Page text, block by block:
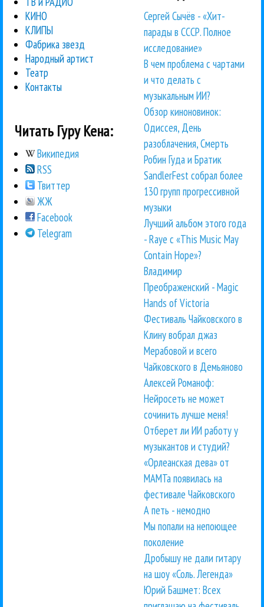
КИНО
КЛИПЫ
Фабрика звезд
Народный артист
Театр
Контакты
Читать Гуру Кена:
Википедия
RSS
Твиттер
ЖЖ
Facebook
Telegram
Сергей Сычёв - «Хит-
парады в СССР. Полное
исследование»
В чем проблема с чартами
и что делать с
музыкальным ИИ?
Обзор киноновинок:
Одиссея, День
разоблачения, Смерть
Робин Гуда и Братик
SandlerFest собрал более
130 групп прогрессивной
музыки
Лучший альбом этого года
- Raye с «This Music May
Contain Hope»?
Владимир
Преображенский - Magic
Hands of Victoria
Фестиваль Чайковского в
Клину вобрал джаз
Мерабовой и всего
Чайковского в Демьяново
Алексей Романоф:
Нейросеть не может
сочинить лучше меня!
Отберет ли ИИ работу у
музыкантов и студий?
«Орлеанская дева» от
МАМТа появилась на
фестивале Чайковского
А петь - немодно
Мы попали на непоющее
поколение
Дробышу не дали гитару
на шоу «Соль. Легенда»
Юрий Башмет: Всех